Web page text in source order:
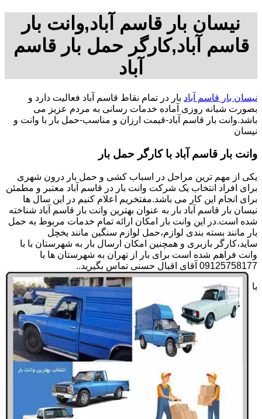
نیسان بار قاسم آباد,وانت بار
قاسم آباد,کارگر حمل بار قاسم
آباد
نیسان بار قاسم آباد بار در تمام نقاط قاسم آباد فعالیت دارد و
بصورت شبانه روزی آماده خدمات رسانی به مردم عزیز می
باشد.وانت بار قاسم آباد-قیمت ارزان و مناسب-حمل بار با وانت و
نیسان
وانت بار قاسم آباد با کارگر حمل بار
یکی از مهم ترین مراحل در اسباب کشی و حمل بار درون شهری
برای افراد انتخاب یک شرکت وانت بار در قاسم آباد معتبر و مطمئن
برای انجام این کار می باشد.مفتخریم اعلام کنیم در این سال ها
نیسان بار قاسم آباد بار به عنوان بهترین وانت بار قاسم آباد شناخته
شده است.در این وانت بار امکان ارائه تمام خدمات مربوط به حمل
بار مانند بسته بندی لوازم،حمل لوازم سنگین مانند یخچل
ساید،کارگر باربری و همچنین امکان ارسال بار به شهرستان با با
وانت فراهم شده است برای بار از تهران به شهرستان ها با
09125758177 آقای اقبال حسنی تماس بگیرید..
با